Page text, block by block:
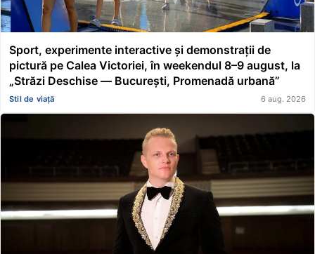
Sport, experimente interactive și demonstrații de
pictură pe Calea Victoriei, în weekendul 8–9 august, la
„Străzi Deschise — București, Promenadă urbană”
Stil de viață 6 aug. 2026